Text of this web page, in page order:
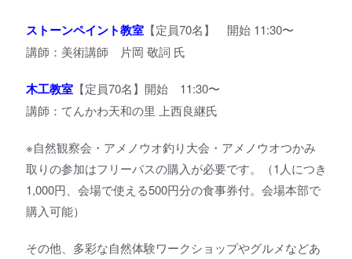
ストーンペイント教室【定員70名】 開始 11:30〜
講師：美術講師 片岡 敬詞 氏
木工教室【定員70名】開始 11:30〜
講師：てんかわ天和の里 上西良継氏
※自然観察会・アメノウオ釣り大会・アメノウオつかみ
取りの参加はフリーパスの購入が必要です。（1人につき
1,000円、会場で使える500円分の食事券付。会場本部で
購入可能）
その他、多彩な自然体験ワークショップやグルメなどあ